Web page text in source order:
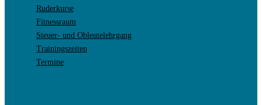
Ruderkurse
Fitnessraum
Steuer- und Obleutelehrgang
Trainingszeiten
Termine